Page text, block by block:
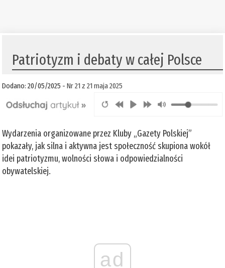
Patriotyzm i debaty w całej Polsce
Dodano: 20/05/2025 -Nr 21 z 21 maja 2025
Wydarzenia organizowane przez Kluby „Gazety Polskiej”
pokazały, jak silna i aktywna jest społeczność skupiona wokół
idei patriotyzmu, wolności słowa i odpowiedzialności
obywatelskiej.
ad